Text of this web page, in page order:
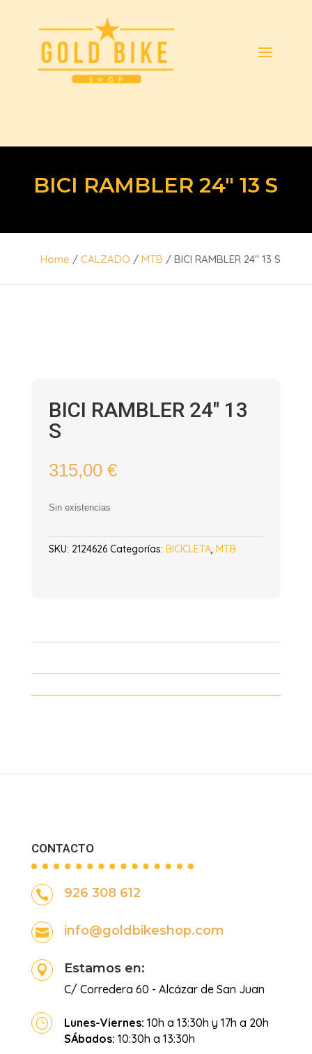
BICI RAMBLER 24″ 13 S
Home /CALZADO /MTB / BICI RAMBLER 24″ 13 S
BICI RAMBLER 24″ 13
S
315,00 €
Sin existencias
SKU: 2124626 Categorías: BICICLETA, MTB
CONTACTO
 926 308 612
 info@goldbikeshop.com
 Estamos en:
C/ Corredera 60 - Alcázar de San Juan
} Lunes-Viernes: 10h a 13:30h y 17h a 20h
SÁbados: 10:30h a 13:30h